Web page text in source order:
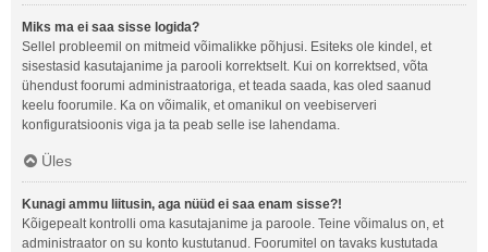
Miks ma ei saa sisse logida?
Sellel probleemil on mitmeid võimalikke põhjusi. Esiteks ole kindel, et
sisestasid kasutajanime ja parooli korrektselt. Kui on korrektsed, võta
ühendust foorumi administraatoriga, et teada saada, kas oled saanud
keelu foorumile. Ka on võimalik, et omanikul on veebiserveri
konfiguratsioonis viga ja ta peab selle ise lahendama.
Üles
Kunagi ammu liitusin, aga nüüd ei saa enam sisse?!
Kõigepealt kontrolli oma kasutajanime ja paroole. Teine võimalus on, et
administraator on su konto kustutanud. Foorumitel on tavaks kustutada